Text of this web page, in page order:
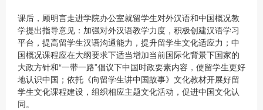
课后，顾明言走进学院办公室就留学生对外汉语和中国概况教
学提出指导意见：加强对外汉语教学力度，积极创建汉语学习
平台，提高留学生汉语沟通能力，提升留学生文化适应力；中
国概况课程应在大纲要求下适当增加当前国际化背景下国家的
大政方针和“一带一路”倡议下中国时政要素内容，使留学生更好
地认识中国；依托《向留学生讲中国故事》文化教材开展好留
学生文化课程建设，组织相应主题文化活动，促进中国文化认
同。